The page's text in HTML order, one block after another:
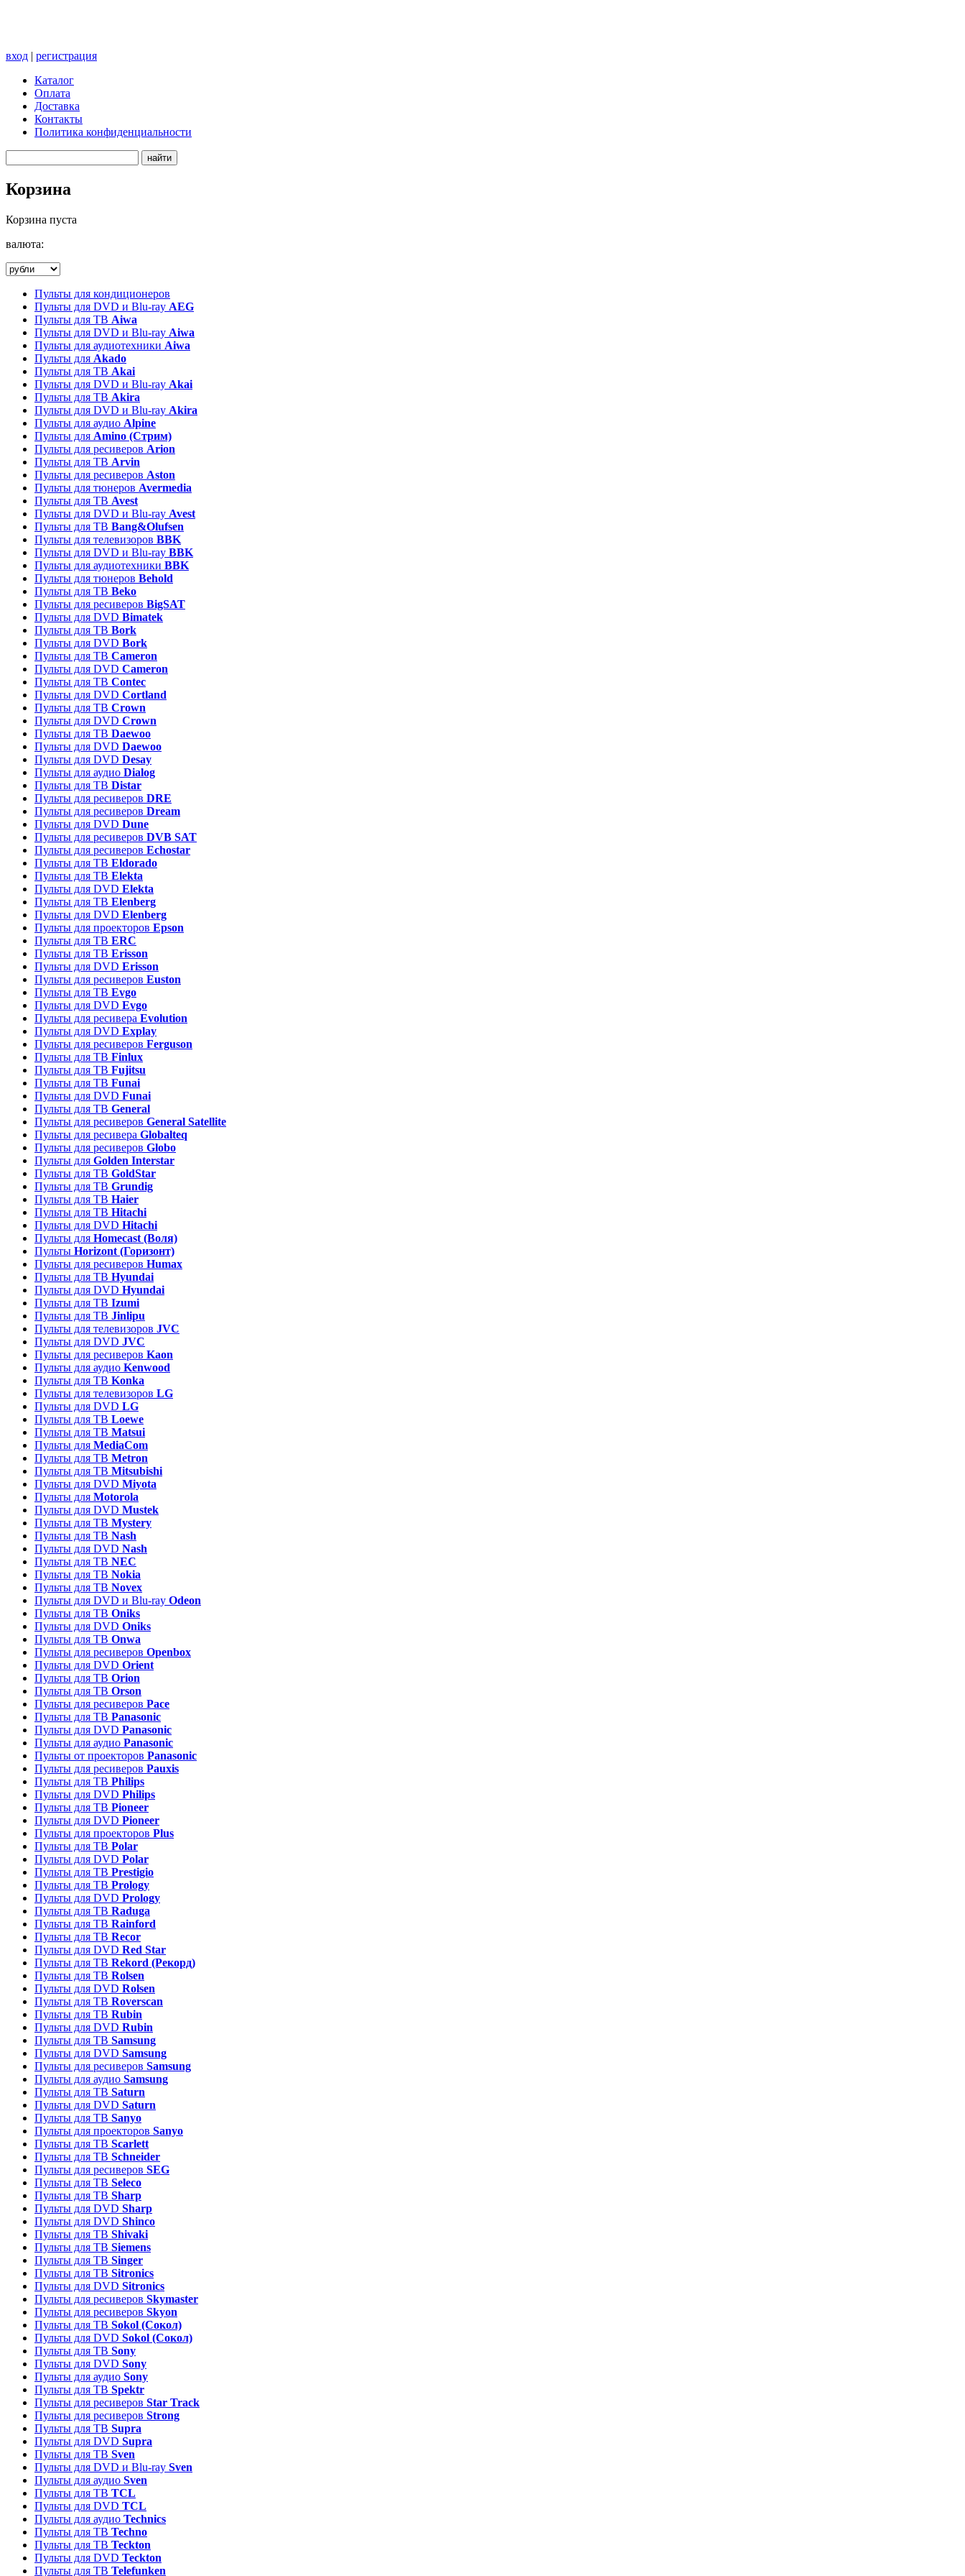
вход | регистрация
Каталог
Оплата
Доставка
Контакты
Политика конфиденциальности
Корзина
Корзина пуста
валюта:
Пульты для кондиционеров
Пульты для DVD и Blu-ray AEG
Пульты для ТВ Aiwa
Пульты для DVD и Blu-ray Aiwa
Пульты для аудиотехники Aiwa
Пульты для Akado
Пульты для ТВ Akai
Пульты для DVD и Blu-ray Akai
Пульты для ТВ Akira
Пульты для DVD и Blu-ray Akira
Пульты для аудио Alpine
Пульты для Amino (Стрим)
Пульты для ресиверов Arion
Пульты для ТВ Arvin
Пульты для ресиверов Aston
Пульты для тюнеров Avermedia
Пульты для ТВ Avest
Пульты для DVD и Blu-ray Avest
Пульты для ТВ Bang&Olufsen
Пульты для телевизоров BBK
Пульты для DVD и Blu-ray BBK
Пульты для аудиотехники BBK
Пульты для тюнеров Behold
Пульты для ТВ Beko
Пульты для ресиверов BigSAT
Пульты для DVD Bimatek
Пульты для ТВ Bork
Пульты для DVD Bork
Пульты для ТВ Cameron
Пульты для DVD Cameron
Пульты для ТВ Contec
Пульты для DVD Cortland
Пульты для ТВ Crown
Пульты для DVD Crown
Пульты для ТВ Daewoo
Пульты для DVD Daewoo
Пульты для DVD Desay
Пульты для аудио Dialog
Пульты для ТВ Distar
Пульты для ресиверов DRE
Пульты для ресиверов Dream
Пульты для DVD Dune
Пульты для ресиверов DVB SAT
Пульты для ресиверов Echostar
Пульты для ТВ Eldorado
Пульты для ТВ Elekta
Пульты для DVD Elekta
Пульты для ТВ Elenberg
Пульты для DVD Elenberg
Пульты для проекторов Epson
Пульты для ТВ ERC
Пульты для ТВ Erisson
Пульты для DVD Erisson
Пульты для ресиверов Euston
Пульты для ТВ Evgo
Пульты для DVD Evgo
Пульты для ресивера Evolution
Пульты для DVD Explay
Пульты для ресиверов Ferguson
Пульты для ТВ Finlux
Пульты для ТВ Fujitsu
Пульты для ТВ Funai
Пульты для DVD Funai
Пульты для ТВ General
Пульты для ресиверов General Satellite
Пульты для ресивера Globalteq
Пульты для ресиверов Globo
Пульты для Golden Interstar
Пульты для ТВ GoldStar
Пульты для ТВ Grundig
Пульты для ТВ Haier
Пульты для ТВ Hitachi
Пульты для DVD Hitachi
Пульты для Homecast (Воля)
Пульты Horizont (Горизонт)
Пульты для ресиверов Humax
Пульты для ТВ Hyundai
Пульты для DVD Hyundai
Пульты для ТВ Izumi
Пульты для ТВ Jinlipu
Пульты для телевизоров JVC
Пульты для DVD JVC
Пульты для ресиверов Kaon
Пульты для аудио Kenwood
Пульты для ТВ Konka
Пульты для телевизоров LG
Пульты для DVD LG
Пульты для ТВ Loewe
Пульты для ТВ Matsui
Пульты для MediaCom
Пульты для ТВ Metron
Пульты для TB Mitsubishi
Пульты для DVD Miyota
Пульты для Motorola
Пульты для DVD Mustek
Пульты для ТВ Mystery
Пульты для ТВ Nash
Пульты для DVD Nash
Пульты для ТВ NEC
Пульты для ТВ Nokia
Пульты для ТВ Novex
Пульты для DVD и Blu-ray Odeon
Пульты для ТВ Oniks
Пульты для DVD Oniks
Пульты для ТВ Onwa
Пульты для ресиверов Openbox
Пульты для DVD Orient
Пульты для ТВ Orion
Пульты для ТВ Orson
Пульты для ресиверов Pace
Пульты для ТВ Panasonic
Пульты для DVD Panasonic
Пульты для аудио Panasonic
Пульты от проекторов Panasonic
Пульты для ресиверов Pauxis
Пульты для ТВ Philips
Пульты для DVD Philips
Пульты для ТВ Pioneer
Пульты для DVD Pioneer
Пульты для проекторов Plus
Пульты для ТВ Polar
Пульты для DVD Polar
Пульты для ТВ Prestigio
Пульты для ТВ Prology
Пульты для DVD Prology
Пульты для ТВ Raduga
Пульты для ТВ Rainford
Пульты для ТВ Recor
Пульты для DVD Red Star
Пульты для ТВ Rekord (Рекорд)
Пульты для ТВ Rolsen
Пульты для DVD Rolsen
Пульты для ТВ Roverscan
Пульты для ТВ Rubin
Пульты для DVD Rubin
Пульты для ТВ Samsung
Пульты для DVD Samsung
Пульты для ресиверов Samsung
Пульты для аудио Samsung
Пульты для ТВ Saturn
Пульты для DVD Saturn
Пульты для ТВ Sanyo
Пульты для проекторов Sanyo
Пульты для ТВ Scarlett
Пульты для ТВ Schneider
Пульты для ресиверов SEG
Пульты для ТВ Seleco
Пульты для ТВ Sharp
Пульты для DVD Sharp
Пульты для DVD Shinco
Пульты для ТВ Shivaki
Пульты для ТВ Siemens
Пульты для ТВ Singer
Пульты для ТВ Sitronics
Пульты для DVD Sitronics
Пульты для ресиверов Skymaster
Пульты для ресиверов Skyon
Пульты для ТВ Sokol (Сокол)
Пульты для DVD Sokol (Сокол)
Пульты для ТВ Sony
Пульты для DVD Sony
Пульты для аудио Sony
Пульты для ТВ Spektr
Пульты для ресиверов Star Track
Пульты для ресиверов Strong
Пульты для ТВ Supra
Пульты для DVD Supra
Пульты для ТВ Sven
Пульты для DVD и Blu-ray Sven
Пульты для аудио Sven
Пульты для ТВ TCL
Пульты для DVD TCL
Пульты для аудио Technics
Пульты для ТВ Techno
Пульты для ТВ Teckton
Пульты для DVD Teckton
Пульты для ТВ Telefunken